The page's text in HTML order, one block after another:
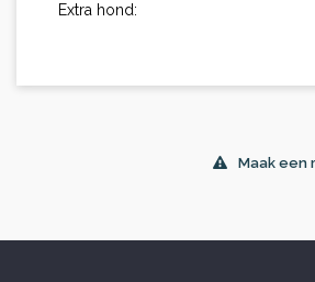
Extra hond:
Maak een